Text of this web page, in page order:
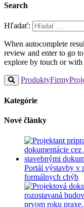
Search
Hľadať:
When autocomplete
review and enter to go
explore by touch or with
ProduktyFirmy
Kategórie
Nové články
Portál výstavby v
formálnych chýb